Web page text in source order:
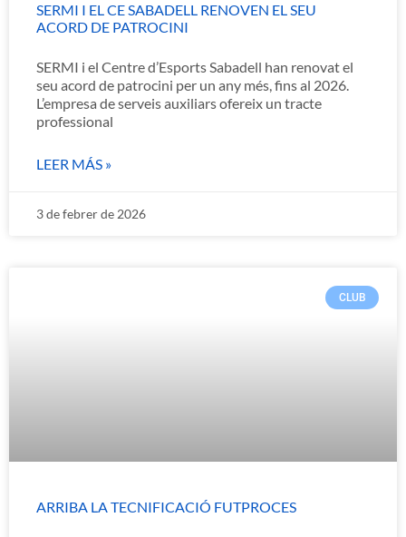
SERMI I EL CE SABADELL RENOVEN EL SEU
ACORD DE PATROCINI
SERMI i el Centre d’Esports Sabadell han renovat el
seu acord de patrocini per un any més, fins al 2026.
L’empresa de serveis auxiliars ofereix un tracte
professional
LEER MÁS »
3 de febrer de 2026
CLUB
ARRIBA LA TECNIFICACIÓ FUTPROCES